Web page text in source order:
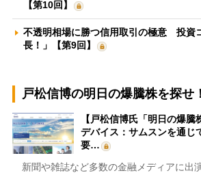
【第10回】
不透明相場に勝つ信用取引の極意 投資
長！」【第9回】
戸松信博の明日の爆騰株を探せ！
【戸松信博氏「明日の爆
デバイス：サムスンを通じ
要…
新聞や雑誌など多数の金融メディアに出